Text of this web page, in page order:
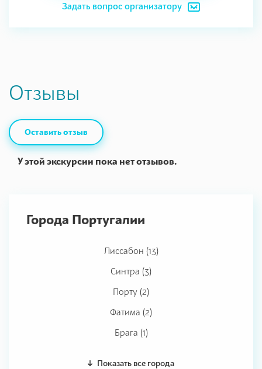
Задать вопрос организатору
Отзывы
Оставить отзыв
У этой экскурсии пока нет отзывов.
Города Португалии
Лиссабон (13)
Синтра (3)
Порту (2)
Фатима (2)
Брага (1)
Показать все города